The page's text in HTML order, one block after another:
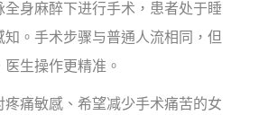
身麻醉下进行手术，患者处于睡
知。手术步骤与普通人流相同，但
生操作更精准。
痛敏感、希望减少手术痛苦的女